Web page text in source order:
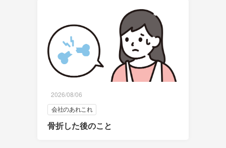
2026/08/06
会社のあれこれ
骨折した後のこと